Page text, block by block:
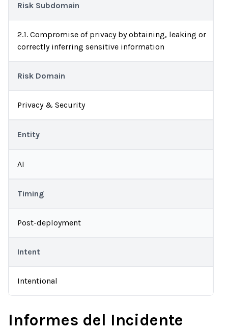
Risk Subdomain
2.1. Compromise of privacy by obtaining, leaking or
correctly inferring sensitive information
Risk Domain
Privacy & Security
Entity
AI
Timing
Post-deployment
Intent
Intentional
Informes del Incidente